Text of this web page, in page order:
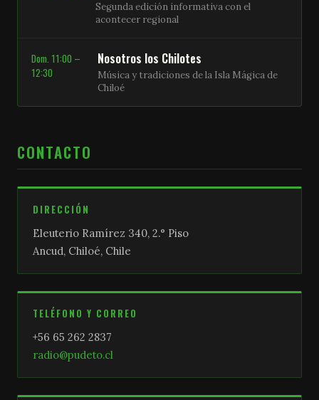
Segunda edición informativa con el
acontecer regional
Dom. 11:00 –
12:30
Nosotros los Chilotes
Música y tradiciones de la Isla Mágica de
Chiloé
CONTACTO
DIRECCIÓN
Eleuterio Ramírez 340, 2.° Piso
Ancud, Chiloé, Chile
TELÉFONO Y CORREO
+56 65 262 2837
radio@pudeto.cl